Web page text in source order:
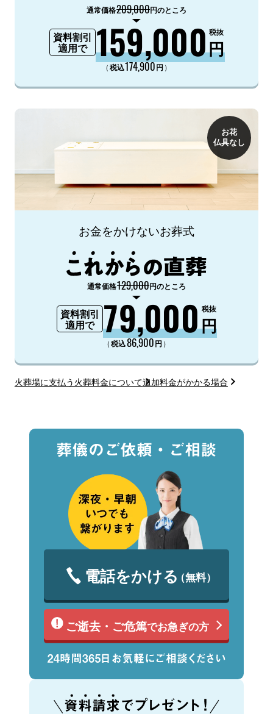
通常価格209,000円のところ
資料割引
適用で
159,000円
税抜
（税込174,900円 ）
お花
仏具なし
お金をかけないお葬式
通常価格129,000円のところ
資料割引
適用で
79,000円
税抜
（税込86,900円 ）
火葬場に支払う火葬料金について追加料金がかかる場合
電話をかける（無料）
ご逝去・ご危篤でお急ぎの方